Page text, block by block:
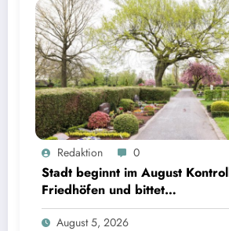
Redaktion 0
Stadt beginnt im August
Friedhöfen und bittet
Grabverantwortliche um
August 5, 2026